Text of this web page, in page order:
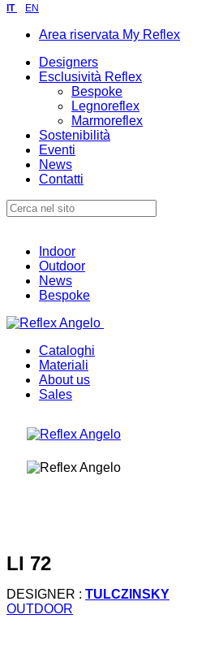
IT EN
Area riservata My Reflex
Designers
Esclusività Reflex
Bespoke
Legnoreflex
Marmoreflex
Sostenibilità
Eventi
News
Contatti
Indoor
Outdoor
News
Bespoke
Cataloghi
Materiali
About us
Sales
ll 72
DESIGNER : TULCZINSKY
OUTDOOR